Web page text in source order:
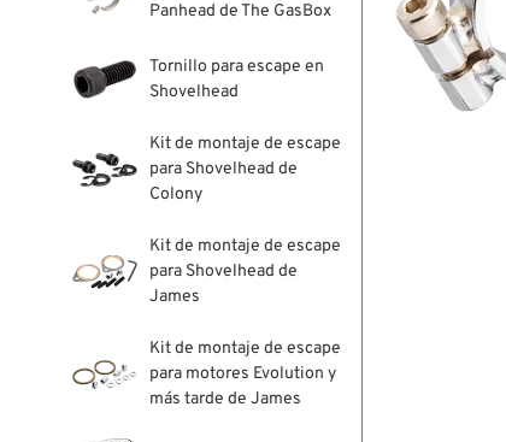
Panhead de The GasBox
Tornillo para escape en
Shovelhead
Kit de montaje de escape
para Shovelhead de
Colony
Kit de montaje de escape
para Shovelhead de
James
Kit de montaje de escape
para motores Evolution y
más tarde de James